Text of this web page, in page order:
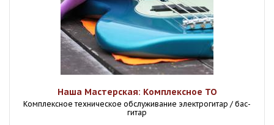
Наша Мастерская: Комплексное ТО
Комплексное техническое обслуживание электрогитар / бас-
гитар